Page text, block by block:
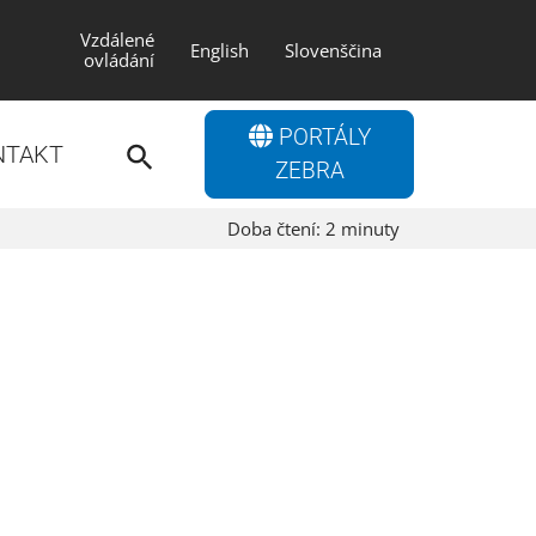
Vzdálené
ovládání
English Slovenščina
PORTÁLY
ZEBRA
Doba čtení: 2 minuty